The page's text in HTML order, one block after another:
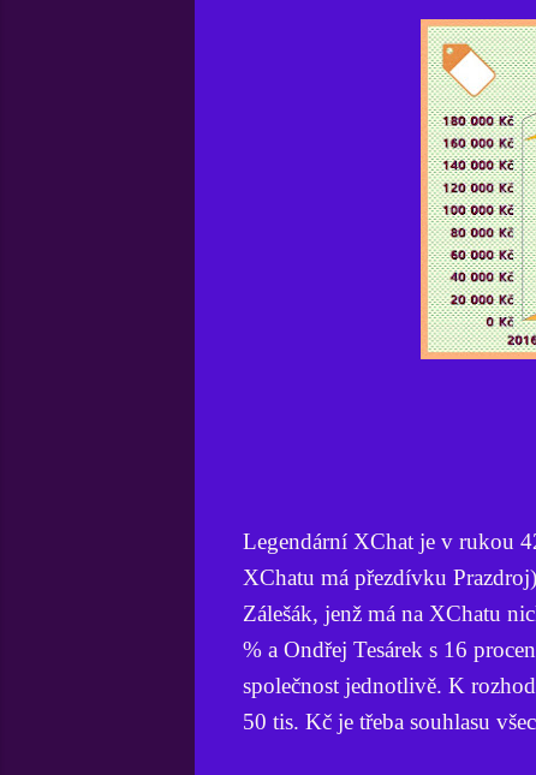
Legendární XChat je v rukou
XChatu má přezdívku
Zálešák, jenž má na XChatu
% a Ondřej Tesárek s 16
společnost jednotlivě. K
50 tis. Kč je třeba souhlasu